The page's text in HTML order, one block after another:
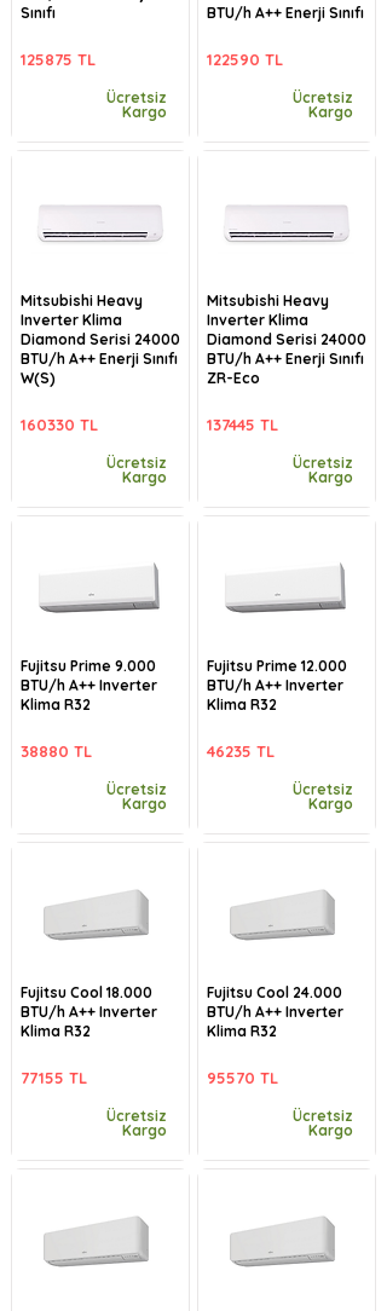
Sınıfı
125875 TL
Ücretsiz
Kargo
Mitsubishi Heavy
Inverter Klima
Diamond Serisi 24000
BTU/h A++ Enerji Sınıfı
W(S)
160330 TL
Ücretsiz
Kargo
Fujitsu Prime 9.000
BTU/h A++ Inverter
Klima R32
38880 TL
Ücretsiz
Kargo
Fujitsu Cool 18.000
BTU/h A++ Inverter
Klima R32
77155 TL
Ücretsiz
Kargo
BTU/h A++ Enerji Sınıfı
122590 TL
Ücretsiz
Kargo
Mitsubishi Heavy
Inverter Klima
Diamond Serisi 24000
BTU/h A++ Enerji Sınıfı
ZR-Eco
137445 TL
Ücretsiz
Kargo
Fujitsu Prime 12.000
BTU/h A++ Inverter
Klima R32
46235 TL
Ücretsiz
Kargo
Fujitsu Cool 24.000
BTU/h A++ Inverter
Klima R32
95570 TL
Ücretsiz
Kargo